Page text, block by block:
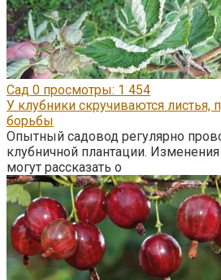
Сад 0 просмотры: 1 454
У клубники скручиваются
борьбы
Опытный садовод регулярно
клубничной плантации.
могут рассказать о